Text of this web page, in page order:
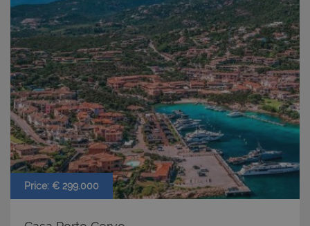
Price: € 299.000